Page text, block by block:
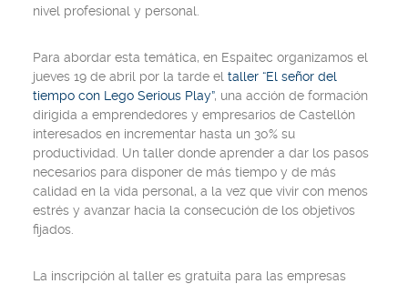
nivel profesional y personal.
Para abordar esta temática, en Espaitec organizamos el
jueves 19 de abril por la tarde el taller “El señor del
tiempo con Lego Serious Play”, una acción de formación
dirigida a emprendedores y empresarios de Castellón
interesados en incrementar hasta un 30% su
productividad. Un taller donde aprender a dar los pasos
necesarios para disponer de más tiempo y de más
calidad en la vida personal, a la vez que vivir con menos
estrés y avanzar hacia la consecución de los objetivos
fijados.
La inscripción al taller es gratuita para las empresas